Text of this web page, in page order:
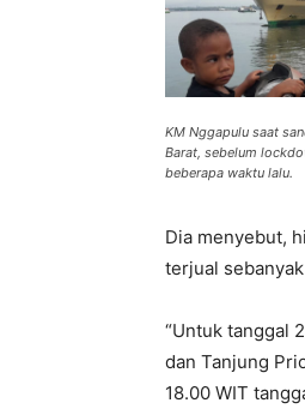
KM Nggapulu saat
Barat, sebelum
beberapa waktu lalu.
Dia menyebut,
terjual sebanyak
“Untuk tanggal
dan Tanjung
18.00 WIT